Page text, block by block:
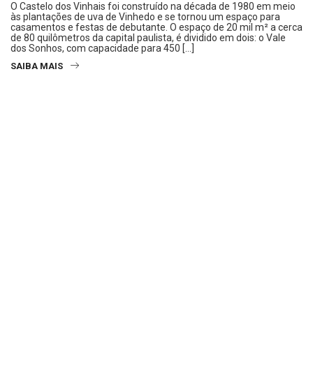
O Castelo dos Vinhais foi construído na década de 1980 em meio
às plantações de uva de Vinhedo e se tornou um espaço para
casamentos e festas de debutante. O espaço de 20 mil m² a cerca
de 80 quilômetros da capital paulista, é dividido em dois: o Vale
dos Sonhos, com capacidade para 450 […]
SAIBA MAIS